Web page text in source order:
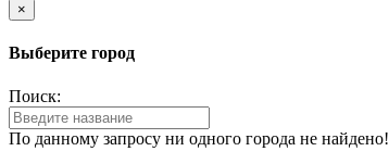
×
Выберите город
Поиск:
По данному запросу ни одного города не найдено!